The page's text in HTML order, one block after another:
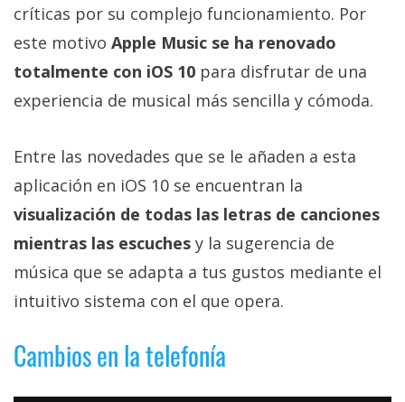
críticas por su complejo funcionamiento. Por
este motivo Apple Music se ha renovado
totalmente con iOS 10 para disfrutar de una
experiencia de musical más sencilla y cómoda.
Entre las novedades que se le añaden a esta
aplicación en iOS 10 se encuentran la
visualización de todas las letras de canciones
mientras las escuches y la sugerencia de
música que se adapta a tus gustos mediante el
intuitivo sistema con el que opera.
Cambios en la telefonía